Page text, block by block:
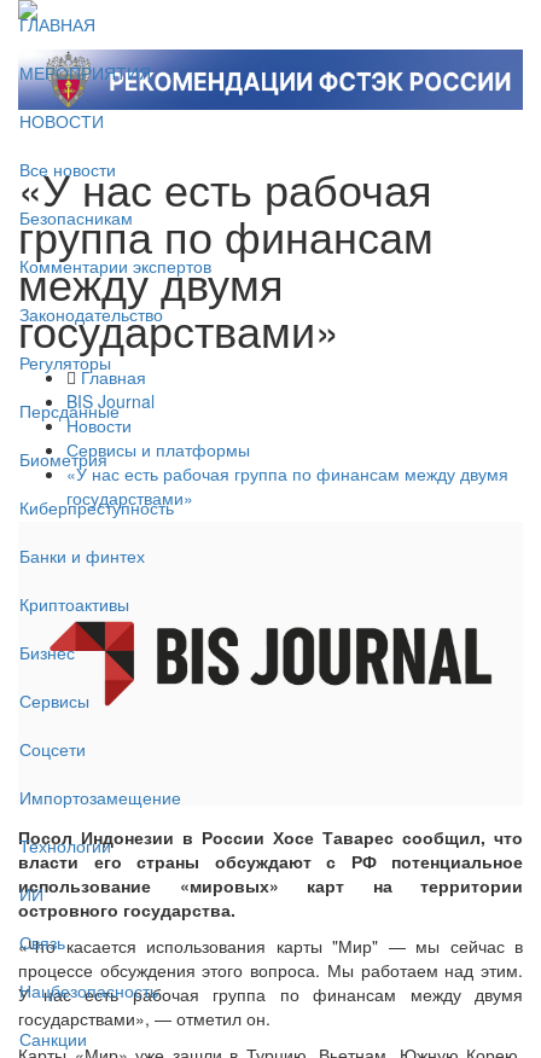
ГЛАВНАЯ
МЕРОПРИЯТИЯ
НОВОСТИ
Все новости
Безопасникам
Комментарии экспертов
Законодательство
Регуляторы
Персданные
Биометрия
Киберпреступность
Банки и финтех
Криптоактивы
Бизнес
Сервисы
Соцсети
Импортозамещение
Технологии
ИИ
Связь
Нацбезопасность
Санкции
«У нас есть рабочая
группа по финансам
между двумя
государствами»
Главная
BIS Journal
Новости
Сервисы и платформы
«У нас есть рабочая группа по финансам между двумя
государствами»
Посол Индонезии в России Хосе Таварес сообщил, что
власти его страны обсуждают с РФ потенциальное
использование «мировых» карт на территории
островного государства.
«Что касается использования карты "Мир" — мы сейчас в
процессе обсуждения этого вопроса. Мы работаем над этим.
У нас есть рабочая группа по финансам между двумя
государствами», — отметил он.